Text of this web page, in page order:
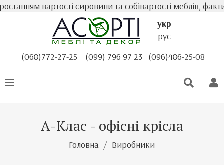
вартості сировини та собівартості меблів,
укр
рус
(068)772-27-25
(099) 796 97 23 (096)486-25-08
А-Клас - офісні крісла
Головна Виробники